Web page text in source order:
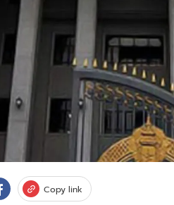
จอร์ (ประเทศไทย) จำกัด
Copy link